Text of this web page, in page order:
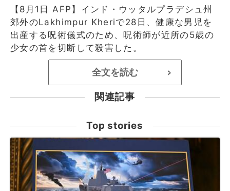
【8月1日 AFP】インド・ウッタルプラデシュ州
郊外のLakhimpur Kheriで28日、健康な男児を
出産する呪術儀式のため、呪術師が近所の5歳の
少女の首を切断して殺害した。
全文を読む >
関連記事
Top stories